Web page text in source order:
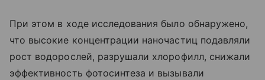
При этом в ходе исследования было обнаружено,
что высокие концентрации наночастиц подавляли
рост водорослей, разрушали хлорофилл, снижали
эффективность фотосинтеза и вызывали